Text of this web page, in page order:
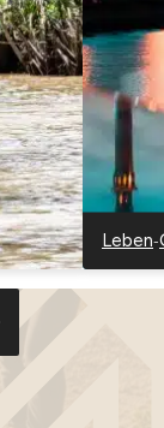
Leben
-
Oman
-